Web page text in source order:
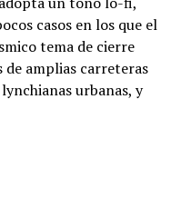
casos en los que el
tema de cierre
de amplias carreteras
urbanas, y